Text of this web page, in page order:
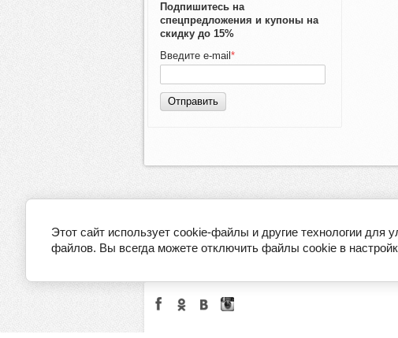
Подпишитесь на
спецпредложения и купоны на
скидку до 15%
Введите e-mail *
Отправить
О
Этот сайт использует cookie-файлы и другие технологии
файлов. Вы всегда можете отключить файлы cookie в